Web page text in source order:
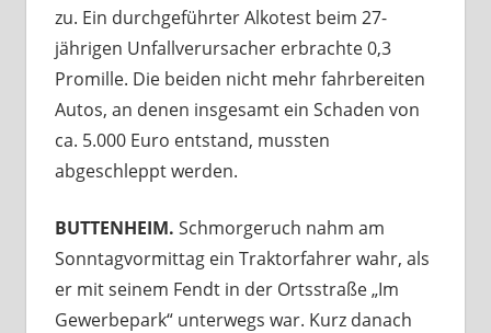
zu. Ein durchgeführter Alkotest beim 27-
jährigen Unfallverursacher erbrachte 0,3
Promille. Die beiden nicht mehr fahrbereiten
Autos, an denen insgesamt ein Schaden von
ca. 5.000 Euro entstand, mussten
abgeschleppt werden.
BUTTENHEIM. Schmorgeruch nahm am
Sonntagvormittag ein Traktorfahrer wahr, als
er mit seinem Fendt in der Ortsstraße „Im
Gewerbepark“ unterwegs war. Kurz danach